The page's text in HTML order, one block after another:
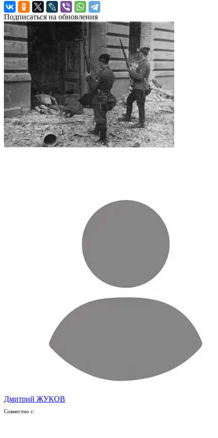
Подписаться на обновления
Дмитрий ЖУКОВ
Совместно с: